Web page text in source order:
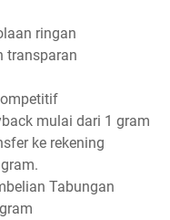
ringan
transparan
mulai dari 1 gram
ke rekening
Tabungan